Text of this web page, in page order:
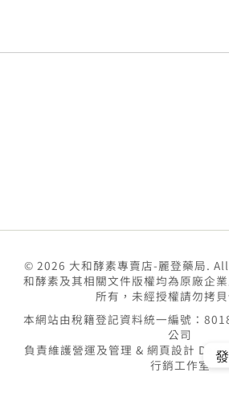
© 2026 大和酵素專賣店-麗登藥局.
和酵素及其相關文件版權均為原廠企
所有，未經授權請勿拷貝
本網站由稅籍登記資料統一編號：
公司
負責維護營運及管理 & 網頁設計
行銷工作室